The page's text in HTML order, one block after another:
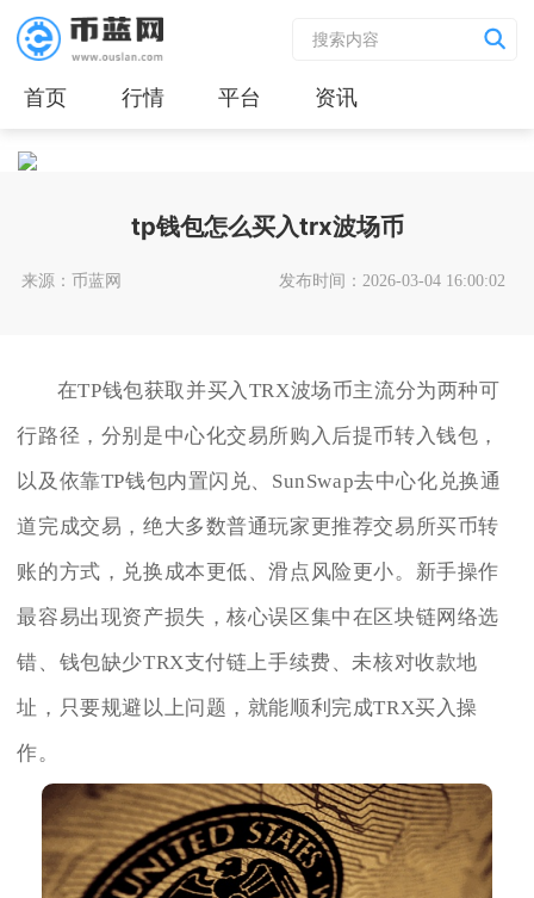
首页 行情 平台 资讯
tp钱包怎么买入trx波场币
来源：币蓝网 发布时间：2026-03-04 16:00:02
在TP钱包获取并买入TRX波场币主流分为两种可
行路径，分别是中心化交易所购入后提币转入钱包，
以及依靠TP钱包内置闪兑、SunSwap去中心化兑换通
道完成交易，绝大多数普通玩家更推荐交易所买币转
账的方式，兑换成本更低、滑点风险更小。新手操作
最容易出现资产损失，核心误区集中在区块链网络选
错、钱包缺少TRX支付链上手续费、未核对收款地
址，只要规避以上问题，就能顺利完成TRX买入操
作。